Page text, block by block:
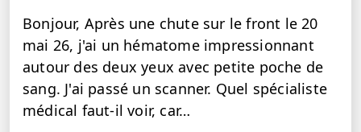
Bonjour, Après une chute sur le front le 20
mai 26, j'ai un hématome impressionnant
autour des deux yeux avec petite poche de
sang. J'ai passé un scanner. Quel spécialiste
médical faut-il voir, car…